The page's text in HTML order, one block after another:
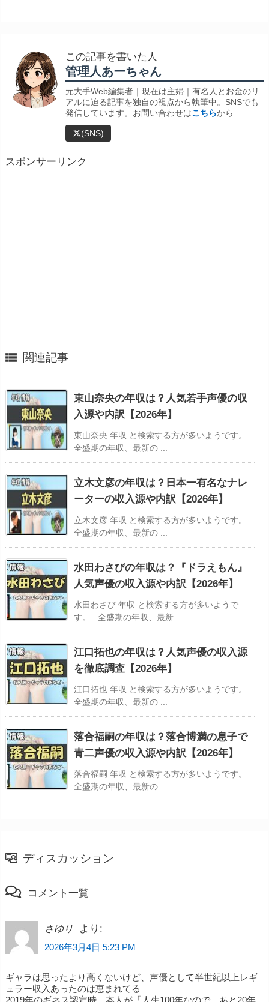
この記事を書いた人
管理人あーちゃん
元大手Web編集者｜現在は主婦｜有名人とお金のリ
アルに迫る記事を独自の視点から執筆中。SNSでも
発信しています。お問い合わせはこちらから
(SNS)
スポンサーリンク
 関連記事
東山奈央の年収は？人気若手声優の収
入源や内訳【2026年】
東山奈央 年収 と検索する方が多いようです。
全盛期の年収、最新の ...
立木文彦の年収は？日本一有名なナレ
ーターの収入源や内訳【2026年】
立木文彦 年収 と検索する方が多いようです。
全盛期の年収、最新の ...
水田わさびの年収は？『ドラえもん』
人気声優の収入源や内訳【2026年】
水田わさび 年収 と検索する方が多いようで
す。 全盛期の年収、最新 ...
江口拓也の年収は？人気声優の収入源
を徹底調査【2026年】
江口拓也 年収 と検索する方が多いようです。
全盛期の年収、最新の ...
落合福嗣の年収は？落合博満の息子で
青二声優の収入源や内訳【2026年】
落合福嗣 年収 と検索する方が多いようです。
全盛期の年収、最新の ...
ディスカッション
コメント一覧
さゆり より:
2026年3月4日 5:23 PM
ギャラは思ったより高くないけど、声優として半世紀以上レギ
ュラー収入あったのは恵まれてる